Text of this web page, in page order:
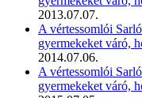
2013.07.07.
A vértessomlói
gyermekeket váró,
2014.07.06.
A vértessomlói
gyermekeket váró,